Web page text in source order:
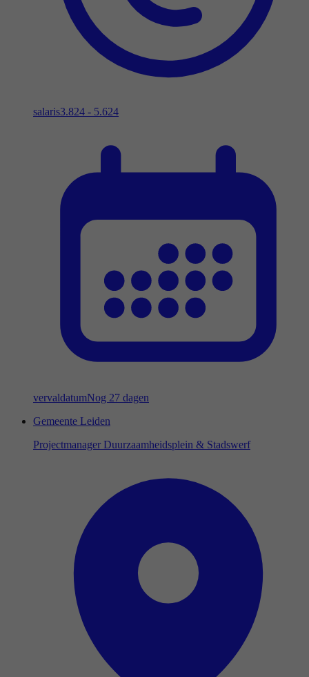
salaris3.824 - 5.624
vervaldatumNog 27 dagen
Gemeente Leiden
Projectmanager Duurzaamheidsplein & Stadswerf